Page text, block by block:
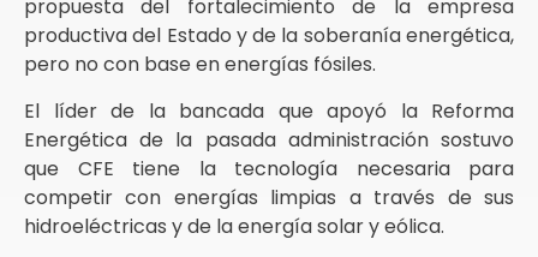
propuesta del fortalecimiento de la empresa
productiva del Estado y de la soberanía energética,
pero no con base en energías fósiles.
El líder de la bancada que apoyó la Reforma
Energética de la pasada administración sostuvo
que CFE tiene la tecnología necesaria para
competir con energías limpias a través de sus
hidroeléctricas y de la energía solar y eólica.